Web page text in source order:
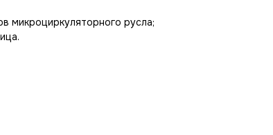
микроциркуляторного русла;